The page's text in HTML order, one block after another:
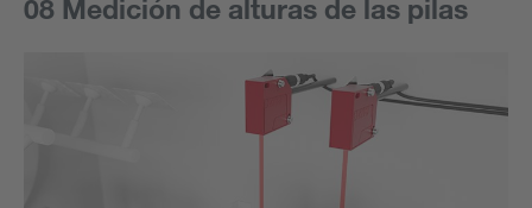
08 Medición de alturas de las pilas